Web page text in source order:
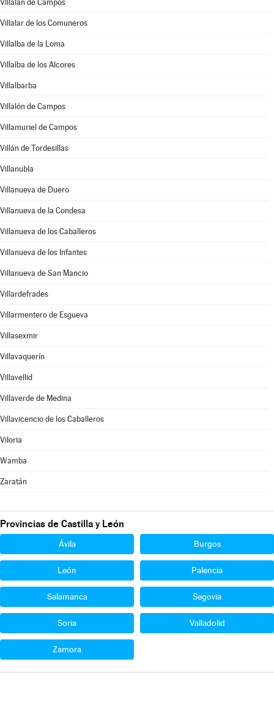
Villalán de Campos
Villalar de los Comuneros
Villalba de la Loma
Villalba de los Alcores
Villalbarba
Villalón de Campos
Villamuriel de Campos
Villán de Tordesillas
Villanubla
Villanueva de Duero
Villanueva de la Condesa
Villanueva de los Caballeros
Villanueva de los Infantes
Villanueva de San Mancio
Villardefrades
Villarmentero de Esgueva
Villasexmir
Villavaquerín
Villavellid
Villaverde de Medina
Villavicencio de los Caballeros
Viloria
Wamba
Zaratán
Provincias de Castilla y León
Ávila Burgos
León Palencia
Salamanca Segovia
Soria Valladolid
Zamora